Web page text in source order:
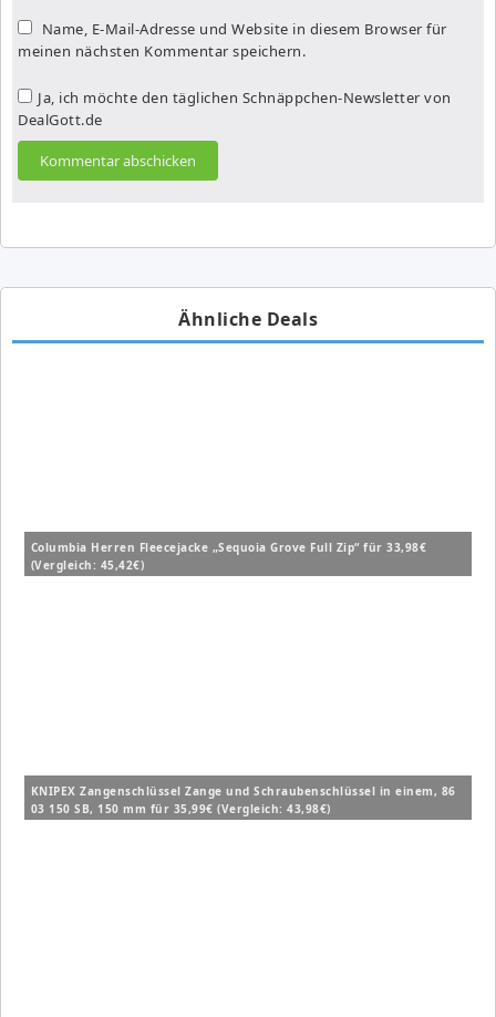
Name, E-Mail-Adresse und Website in diesem Browser für
meinen nächsten Kommentar speichern.
Ja, ich möchte den täglichen Schnäppchen-Newsletter von
DealGott.de
Ähnliche Deals
Columbia Herren Fleecejacke „Sequoia Grove Full Zip“ für 33,98€
(Vergleich: 45,42€)
KNIPEX Zangenschlüssel Zange und Schraubenschlüssel in einem, 86
03 150 SB, 150 mm für 35,99€ (Vergleich: 43,98€)